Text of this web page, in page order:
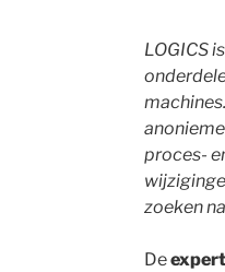
LOGICS
proces-
zoeken
De